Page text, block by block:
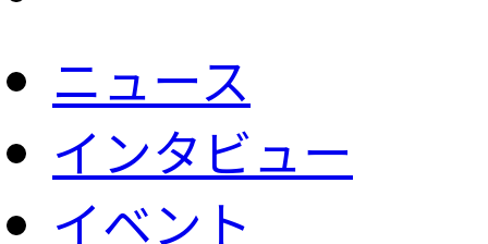
ニュース
インタビュー
イベント